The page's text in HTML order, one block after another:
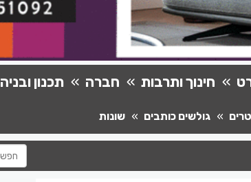
חינוך ותרבות חברה תכנון ובניה
גולשים כותבים שונות